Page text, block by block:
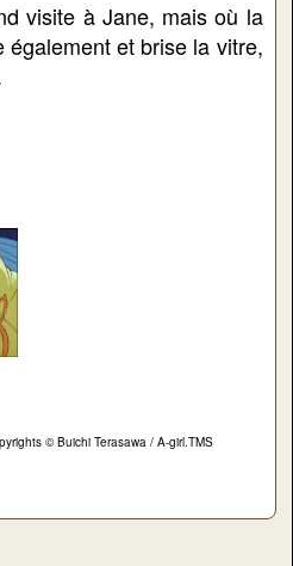
visite à Jane, mais où la
également et brise la vitre,
© Buichi Terasawa / A-girl.TMS